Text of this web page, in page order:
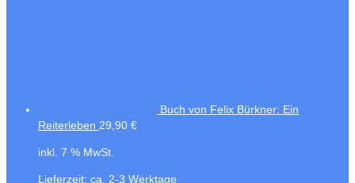
Buch von Felix Bürkner: Ein
Reiterleben 29,90 €
inkl. 7 % MwSt.
Lieferzeit: ca. 2-3 Werktage